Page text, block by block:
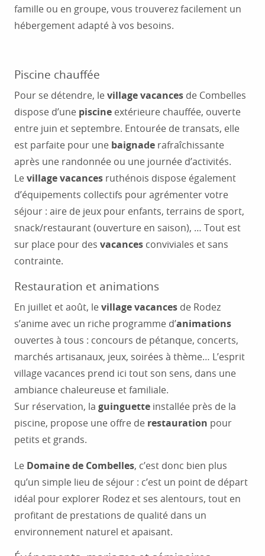
famille ou en groupe, vous trouverez facilement un
hébergement adapté à vos besoins.
Piscine chauffée
Pour se détendre, levillage vacances de Combelles
dispose d’une piscine extérieure chauffée, ouverte
entre juin et septembre. Entourée de transats, elle
est parfaite pour une baignade rafraîchissante
après une randonnée ou une journée d’activités.
Levillage vacances ruthénois dispose également
d’équipements collectifs pour agrémenter votre
séjour : aire de jeux pour enfants, terrains de sport,
snack/restaurant (ouverture en saison), … Tout est
sur place pour des vacances conviviales et sans
contrainte.
Restauration et animations
En juillet et août, levillage vacances de Rodez
s’anime avec un riche programme d’animations
ouvertes à tous : concours de pétanque, concerts,
marchés artisanaux, jeux, soirées à thème… L’esprit
village vacances prend ici tout son sens, dans une
ambiance chaleureuse et familiale.
Sur réservation, la guinguette installée près de la
piscine, propose une offre de restauration pour
petits et grands.
Le Domaine de Combelles, c’est donc bien plus
qu’un simple lieu de séjour : c’est un point de départ
idéal pour explorer Rodez et ses alentours, tout en
profitant de prestations de qualité dans un
environnement naturel et apaisant.